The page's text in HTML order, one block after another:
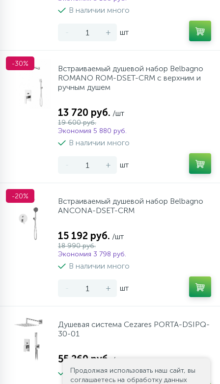
Возврат товара
Душевые кабины
72
КомплектующиеСтаканы для ванной
20
В наличии много
- + шт
-30%
Встраиваемый душевой набор Belbagno
ROMANO ROM-DSET-CRM с верхним и
ручным душем
13 720 руб. /шт
19 600 руб.
Экономия 5 880 руб.
В наличии много
- + шт
-20%
Встраиваемый душевой набор Belbagno
ANCONA-DSET-CRM
15 192 руб. /шт
18 990 руб.
Экономия 3 798 руб.
В наличии много
- + шт
Душевая система Cezares PORTA-DSIPQ-
30-01
55 260 руб.
/шт
В наличии много
Продолжая использовать наш сайт, вы
соглашаетесь на обработку данных